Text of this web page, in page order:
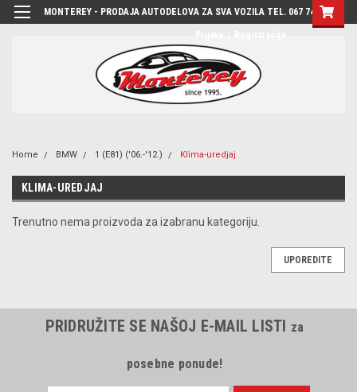
MONTEREY - PRODAJA AUTODELOVA ZA SVA VOZILA TEL. 067 7444-780
Home BMW 1 (E81) ('06.-'12.) Klima-uredjaj
KLIMA-UREDJAJ
Trenutno nema proizvoda za izabranu kategoriju.
UPOREDITE
PRIDRUŽITE SE NAŠOJ E-MAIL LISTI za
posebne ponude!